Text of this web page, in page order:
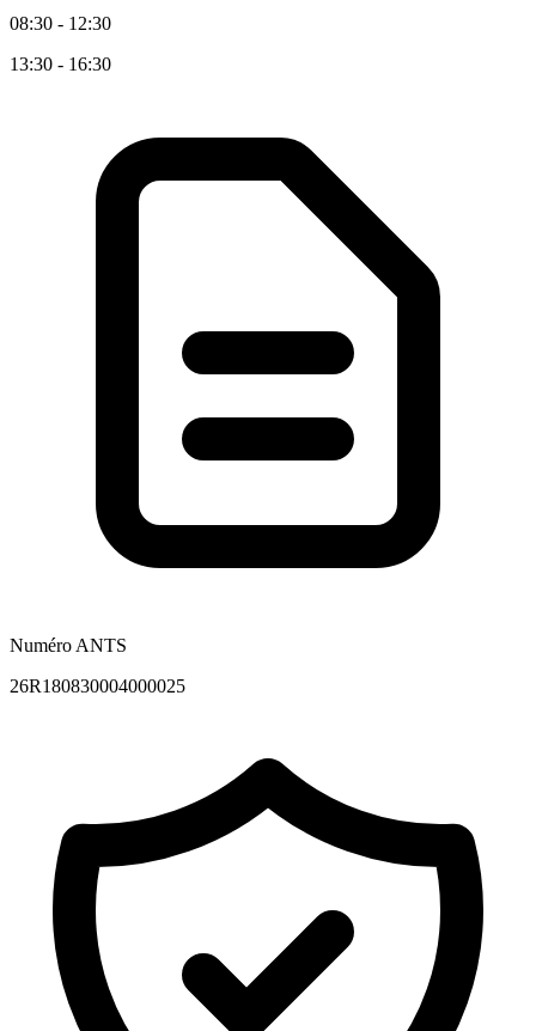
08:30 - 12:30
13:30 - 16:30
Numéro ANTS
26R180830004000025